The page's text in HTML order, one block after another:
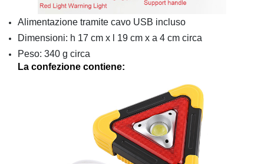
Alimentazione tramite cavo USB incluso
Dimensioni: h 17 cm x l 19 cm x a 4 cm circa
Peso: 340 g circa
La confezione contiene: